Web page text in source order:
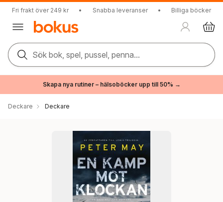
Fri frakt över 249 kr • Snabba leveranser • Billiga böcker
Sök bok, spel, pussel, penna...
Skapa nya rutiner – hälsoböcker upp till 50% →
Deckare Deckare